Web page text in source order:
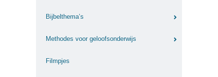
Bijbelthema’s
Methodes voor geloofsonderwijs
Filmpjes